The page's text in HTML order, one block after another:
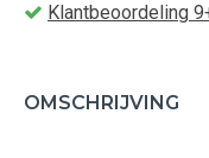
Klantbeoordeling
OMSCHRIJVING